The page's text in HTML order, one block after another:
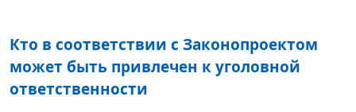
Кто в соответствии с Законопроектом
может быть привлечен к уголовной
ответственности